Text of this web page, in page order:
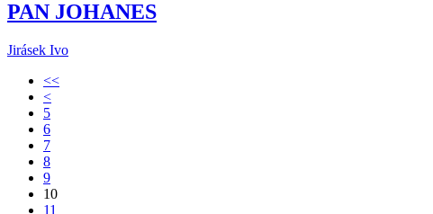
PAN JOHANES
Jirásek Ivo
<<
<
5
6
7
8
9
10
11